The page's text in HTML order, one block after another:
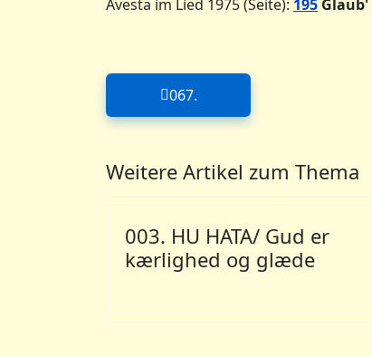
Avesta im Lied 1975 (Seite): 195 Glaub'
Forrige artikel: 067.
067.
Weitere Artikel zum Thema
003. HU HATA/ Gud er
kærlighed og glæde